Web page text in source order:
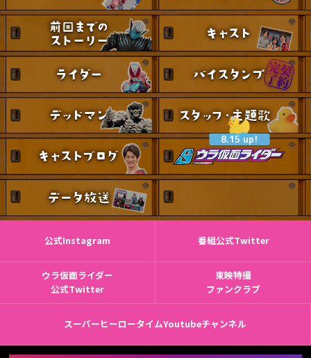
8.15 up!
公式Instagram 番組公式Twitter
ウラ仮面ライダー
公式Twitter
東映特撮
ファンクラブ
スーパーヒーロータイムYoutubeチャンネル